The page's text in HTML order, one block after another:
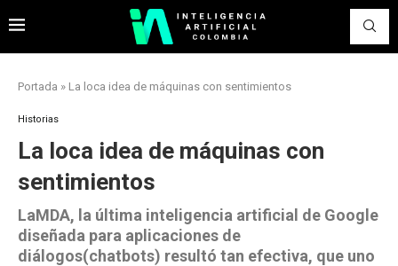
Portada » La loca idea de máquinas con sentimientos
Historias
La loca idea de máquinas con
sentimientos
LaMDA, la última inteligencia artificial de Google
diseñada para aplicaciones de
diálogos(chatbots) resultó tan efectiva, que uno